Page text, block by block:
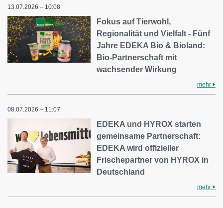
13.07.2026 – 10:08
Fokus auf Tierwohl,
Regionalität und Vielfalt - Fünf
Jahre EDEKA Bio & Bioland:
Bio-Partnerschaft mit
wachsender Wirkung
mehr
08.07.2026 – 11:07
EDEKA und HYROX starten
gemeinsame Partnerschaft:
EDEKA wird offizieller
Frischepartner von HYROX in
Deutschland
mehr